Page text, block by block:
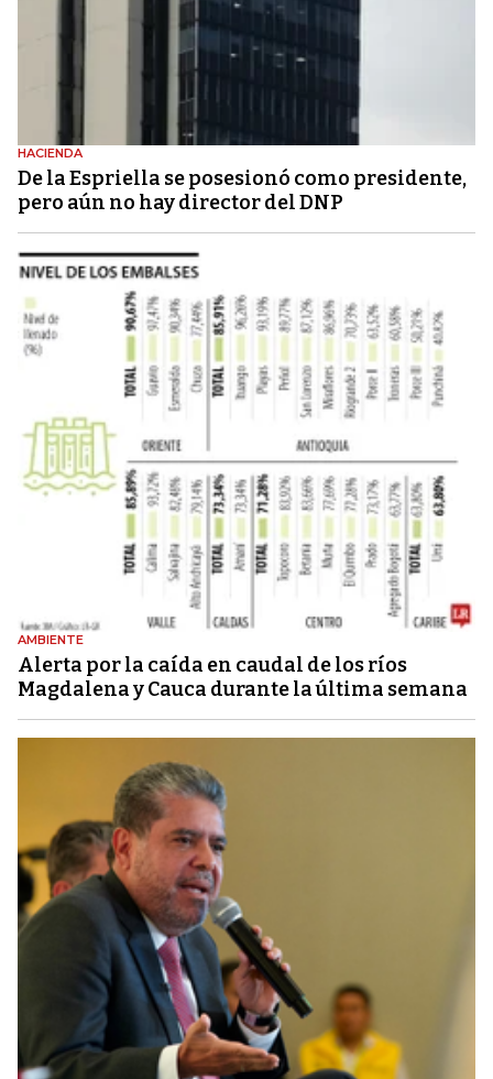
HACIENDA
De la Espriella se posesionó como presidente,
pero aún no hay director del DNP
AMBIENTE
Alerta por la caída en caudal de los ríos
Magdalena y Cauca durante la última semana